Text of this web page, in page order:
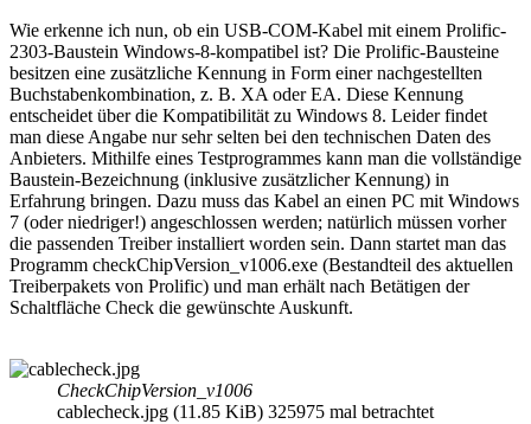
Wie erkenne ich nun, ob ein USB-COM-Kabel mit einem Prolific-
2303-Baustein Windows-8-kompatibel ist? Die Prolific-Bausteine
besitzen eine zusätzliche Kennung in Form einer nachgestellten
Buchstabenkombination, z. B. XA oder EA. Diese Kennung
entscheidet über die Kompatibilität zu Windows 8. Leider findet
man diese Angabe nur sehr selten bei den technischen Daten des
Anbieters. Mithilfe eines Testprogrammes kann man die vollständige
Baustein-Bezeichnung (inklusive zusätzlicher Kennung) in
Erfahrung bringen. Dazu muss das Kabel an einen PC mit Windows
7 (oder niedriger!) angeschlossen werden; natürlich müssen vorher
die passenden Treiber installiert worden sein. Dann startet man das
Programm checkChipVersion_v1006.exe (Bestandteil des aktuellen
Treiberpakets von Prolific) und man erhält nach Betätigen der
Schaltfläche Check die gewünschte Auskunft.
CheckChipVersion_v1006
cablecheck.jpg (11.85 KiB) 325975 mal betrachtet